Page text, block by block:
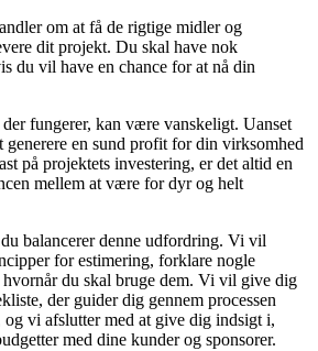
om at få de rigtige midler og
dit projekt. Du skal have nok
du vil have en chance for at nå din
fungerer, kan være vanskeligt. Uanset
generere en sund profit for din virksomhed
på projektets investering, er det altid en
mellem at være for dyr og helt
balancerer denne udfordring. Vi vil
for estimering, forklare nogle
du skal bruge dem. Vi vil give dig
der guider dig gennem processen
og vi afslutter med at give dig indsigt i,
med dine kunder og sponsorer.